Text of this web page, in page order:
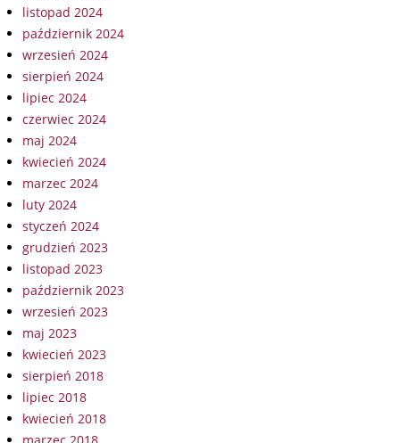
listopad 2024
październik 2024
wrzesień 2024
sierpień 2024
lipiec 2024
czerwiec 2024
maj 2024
kwiecień 2024
marzec 2024
luty 2024
styczeń 2024
grudzień 2023
listopad 2023
październik 2023
wrzesień 2023
maj 2023
kwiecień 2023
sierpień 2018
lipiec 2018
kwiecień 2018
marzec 2018